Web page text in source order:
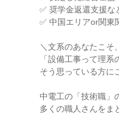
✅ 奨学金返還支援
✅ 中国エリアor関東
＼文系のあなたこそ
「設備工事って理系
そう思っている方に
中電工の「技術職」
多くの職人さんをま